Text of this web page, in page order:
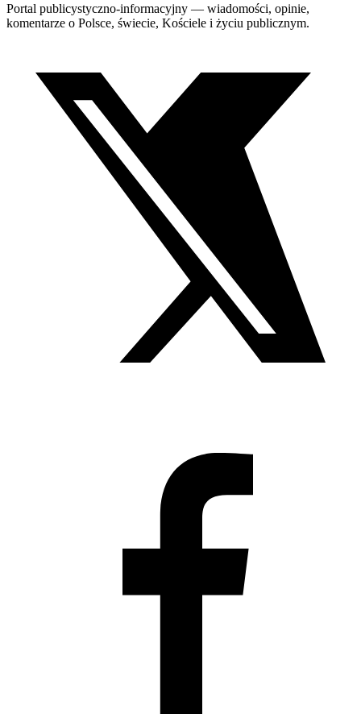
Portal publicystyczno-informacyjny — wiadomości, opinie,
komentarze o Polsce, świecie, Kościele i życiu publicznym.